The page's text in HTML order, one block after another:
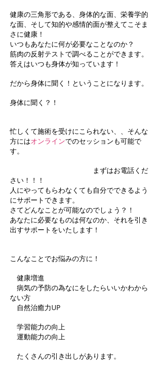
健康の三角形である、身体的な面、栄養学的
な面、そして知的や感情的面が整えてこそま
さに健康！
いつもあなたに何が必要なことなのか？
筋肉の反射テストで調べることができます。
答えはいつも身体が知っています！
だから身体に聞く！ということになります。
​身体に聞く？！
忙しくて施術を受けにこられない、、そんな
方にはオンラインでのセッションも可能で
す。
まずはお電話くだ
さい！！！
人にやってもらわなくても自分でできるよう
にサポートできます。
さてどんなことが可能なのでしょう？！
​あなたに必要なものは何なのか、それを引き
出すサポートをいたします！
こんなことでお悩みの方に！
健康増進
病気の予防の為なにをしたらいいかわから
ない方
自然治癒力UP
学習能力の向上
運動能力の向上
​ たくさんの引き出しがあります。